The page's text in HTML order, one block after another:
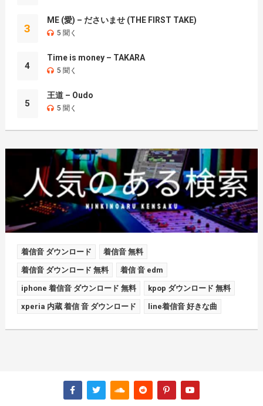
3
ME (愛) – ださいませ (THE FIRST TAKE)
5 聞く
4
Time is money – TAKARA
5 聞く
5
王道 – Oudo
5 聞く
着信音 ダウンロード 着信音 無料
着信音 ダウンロード 無料 着信 音 edm
iphone 着信音 ダウンロード 無料 kpop ダウンロード 無料
xperia 内蔵 着信 音 ダウンロード line着信音 好きな曲